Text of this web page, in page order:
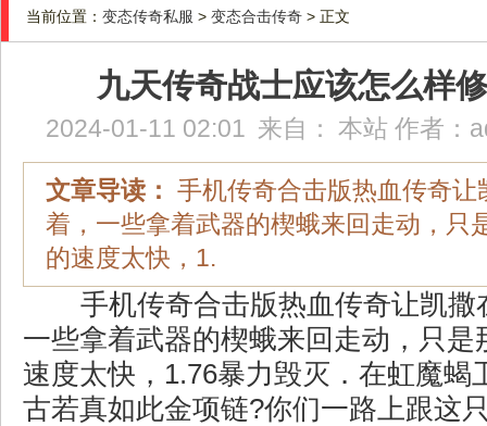
当前位置： 变态传奇私服 > 变态合击传奇 > 正文
九天传奇战士应该怎么样
2024-01-11 02:01 来自： 本站 作者：
文章导读： 手机传奇合击版热血传奇让
着，一些拿着武器的楔蛾来回走动，只
的速度太快，1.
手机传奇合击版热血传奇让凯撒
一些拿着武器的楔蛾来回走动，只是
速度太快，1.76暴力毁灭．在虹魔蝎
古若真如此金项链?你们一路上跟这